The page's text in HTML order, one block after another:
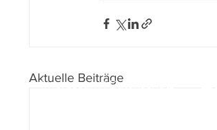
Aktuelle Beiträge
Impressum IDatenschutz